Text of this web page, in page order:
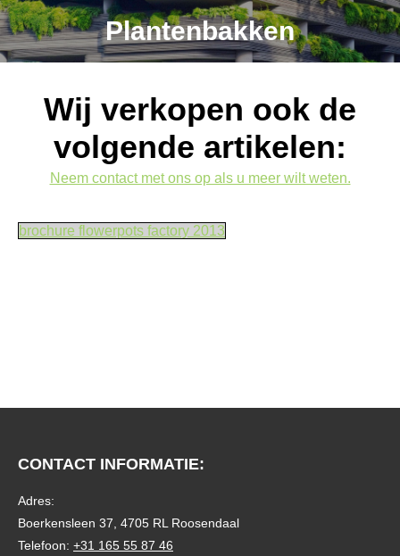
Plantenbakken
Wij verkopen ook de
volgende artikelen:
Neem contact met ons op als u meer wilt weten.
brochure flowerpots factory 2013
CONTACT INFORMATIE:
Adres:
Boerkensleen 37, 4705 RL Roosendaal
Telefoon: +31 165 55 87 46